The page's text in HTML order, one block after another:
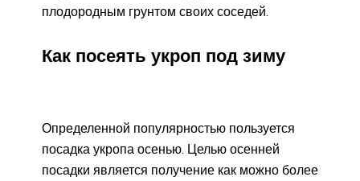
плодородным грунтом своих соседей.
Как посеять укроп под зиму
Определенной популярностью пользуется
посадка укропа осенью. Целью осенней
посадки является получение как можно более